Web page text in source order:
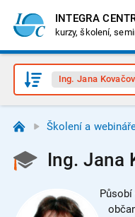
INTEGRA
kurzy, školení,
Ing. Jana
Školení a
Ing. Jana